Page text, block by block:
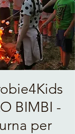
BIMBI -
per